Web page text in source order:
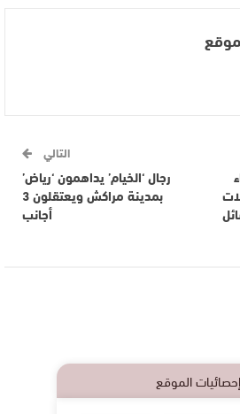
التالي
رجال ‘الخيام’ يداهمون ‘رياض’
بمدينة مراكش ويعتقلون 3
أجانب
إحصائيات الموقع